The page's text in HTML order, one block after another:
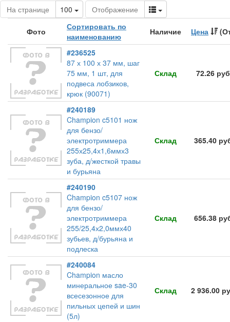
На странице
100 Toggle Dropdown
Отображение Toggle Dropdown
Фото
Сортировать по
наименованию
Наличие Цена
#236525
87 х 100 х 37 мм, шаг
75 мм, 1 шт, для
подвеса лобзиков,
крюк (90071)
Склад 72.26 руб
#240189
Champion c5101 нож
для бензо/
электротриммера
255х25,4х1,6ммх3
зуба, д/жесткой травы
и бурьяна
Склад 365.40
#240190
Champion c5107 нож
для бензо/
электротриммера
255/25,4х2,0ммх40
зубьев, д/бурьяна и
подлеска
Склад 656.38
#240084
Champion масло
минеральное sae-30
всесезонное для
пильных цепей и шин
(5л)
Склад 2 936.00